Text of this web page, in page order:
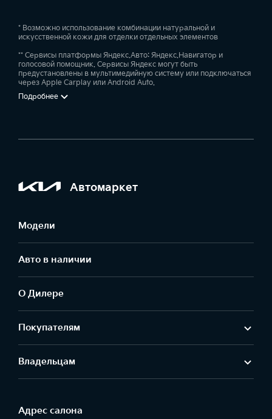
* Возможно использование комбинации натуральной и
искусственной кожи для отделки отдельных элементов
** Сервисы платформы Яндекс.Авто: Яндекс.Навигатор и
голосовой помощник. Сервисы Яндекс могут быть
предустановлены в мультимедийную систему или подключаться
через Apple Carplay или Android Auto.
Подробнее
Автомаркет
Модели
Авто в наличии
О Дилере
Покупателям
Владельцам
Адрес салонa